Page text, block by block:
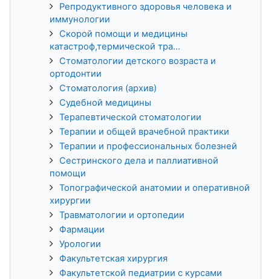
Репродуктивного здоровья человека и
иммунологии
Скорой помощи и медицины
катастроф,термической тра...
Стоматологии детского возраста и
ортодонтии
Стоматология (архив)
Судебной медицины
Терапевтической стоматологии
Терапии и общей врачебной практики
Терапии и профессиональных болезней
Сестринского дела и паллиативной
помощи
Топографической анатомии и оперативной
хирургии
Травматологии и ортопедии
Фармации
Урологии
Факультетская хирургия
Факультетской педиатрии с курсами